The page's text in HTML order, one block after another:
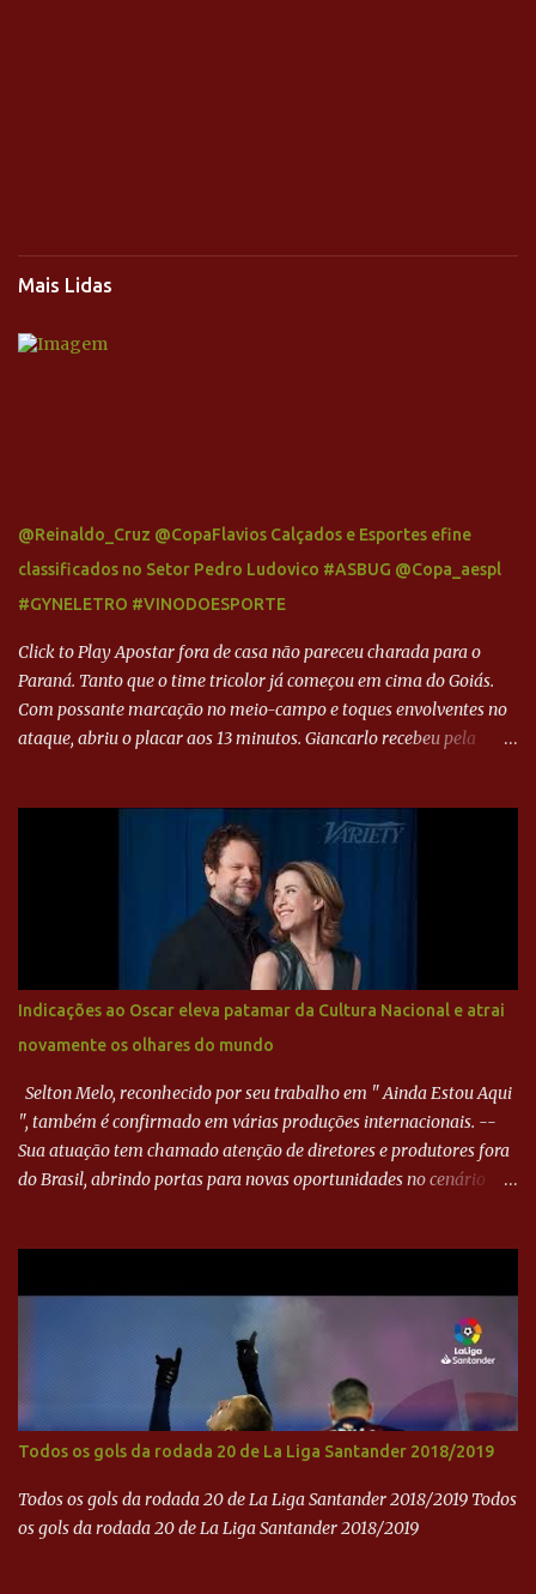
Mais Lidas
@Reinaldo_Cruz @CopaFlavios Calçados e Esportes efine
classificados no Setor Pedro Ludovico #ASBUG @Copa_aespl
#GYNELETRO #VINODOESPORTE
Click to Play Apostar fora de casa não pareceu charada para o
Paraná. Tanto que o time tricolor já começou em cima do Goiás.
Com possante marcação no meio-campo e toques envolventes no
ataque, abriu o placar aos 13 minutos. Giancarlo recebeu pela
Paraná ampliou a vantagem aos 21 minutos. Éverton Garroni
desviou cruzamento de cabeça e, mesmo de costas, incidiu o canto
direito de Harlei. O goleiro esmeraldino se esticou e até tocou na
bola, mas não o suficiente para desviar sua trajetória. O ataque do
Goiás era nulo, tanto que o Paraná seguiu em cima. Aos 32
minutos, Jefferson cabeceou e Harlei fez grande defesa. Seis
minutos depois, Wellington encheu o pé e quase surpreendeu o
goleiro rival, que novamente defendeu. No fim, Jefferson teve
outra boa chance, mas parou no goleiro. Gol para matar espera...
Indicações ao Oscar eleva patamar da Cultura Nacional e atrai
novamente os olhares do mundo
Selton Melo, reconhecido por seu trabalho em " Ainda Estou Aqui
", também é confirmado em várias produções internacionais. --
Sua atuação tem chamado atenção de diretores e produtores fora
do Brasil, abrindo portas para novas oportunidades no cenário
Todos os gols da rodada 20 de La Liga Santander 2018/2019
Todos os gols da rodada 20 de La Liga Santander 2018/2019 Todos
os gols da rodada 20 de La Liga Santander 2018/2019